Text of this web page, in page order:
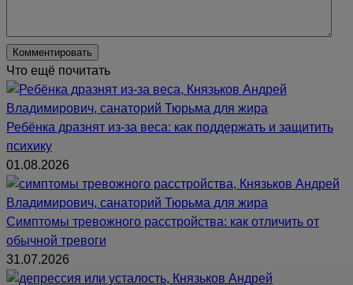
Что ещё почитать
Ребёнка дразнят из-за веса: как поддержать и защитить
психику
01.08.2026
Симптомы тревожного расстройства: как отличить от
обычной тревоги
31.07.2026